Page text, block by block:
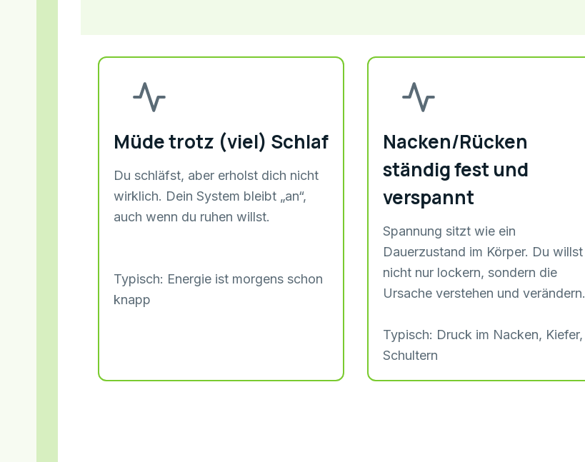
Müde trotz (viel) Schlaf
Du schläfst, aber erholst dich nicht
wirklich. Dein System bleibt „an“,
auch wenn du ruhen willst.
Typisch: Energie ist morgens schon
knapp
Nacken/Rücken
ständig fest und
verspannt
Spannung sitzt wie ein
Dauerzustand im Körper. Du willst
nicht nur lockern, sondern die
Ursache verstehen und verändern.
Typisch: Druck im Nacken, Kiefer,
Schultern